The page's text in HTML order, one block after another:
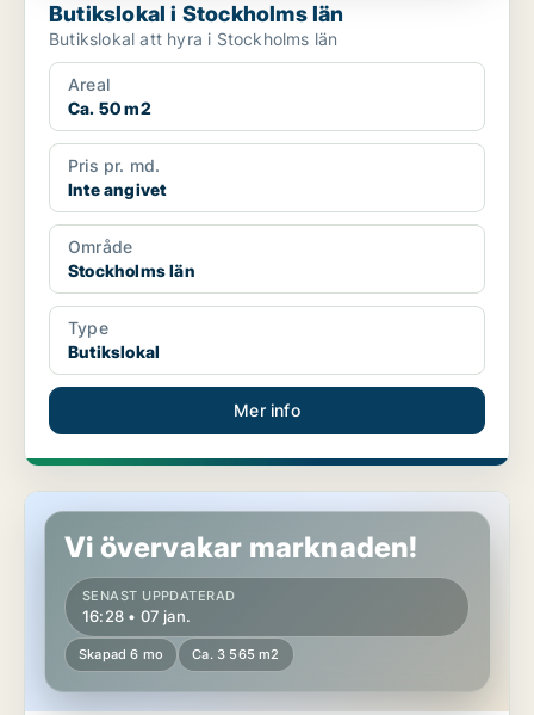
Butikslokal i Stockholms län
Butikslokal att hyra i Stockholms län
Areal
Ca. 50 m2
Pris pr. md.
Inte angivet
Område
Stockholms län
Type
Butikslokal
Mer info
Butikslokal i Malmö
Vi övervakar marknaden!
SENAST UPPDATERAD
16:28 • 07 jan.
Skapad 6 mo Ca. 3 565 m2